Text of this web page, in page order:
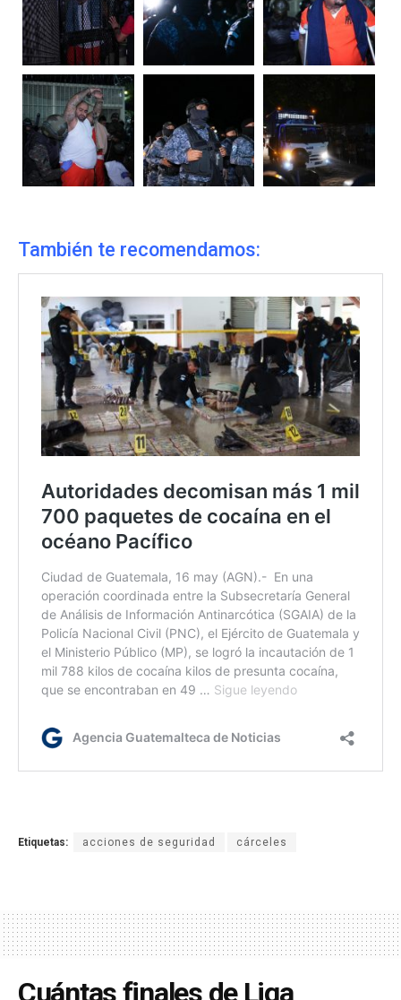
También te recomendamos:
Etiquetas: acciones de seguridad cárceles
Cuántas finales de Liga